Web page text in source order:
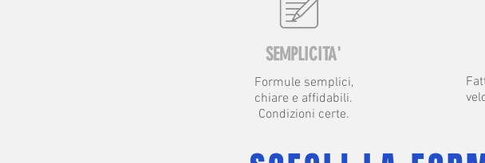
SEMPLICITA'
Formule semplici,
chiare e affidabili.
Condizioni certe.